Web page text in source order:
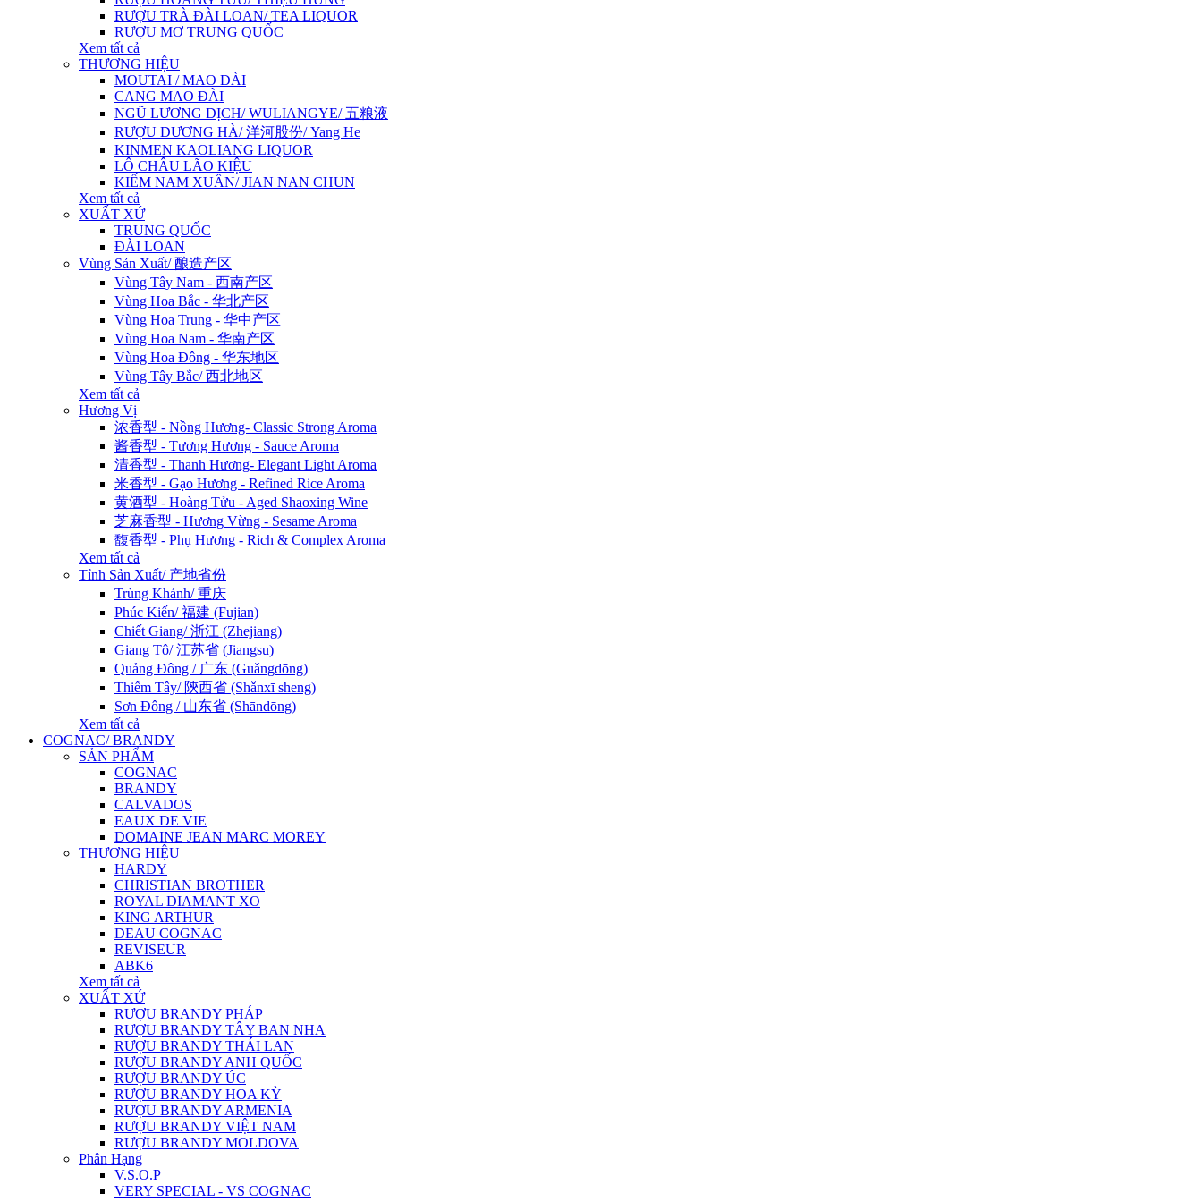
RƯỢU TRÀ ĐÀI LOAN/ TEA LIQUOR
RƯỢU MƠ TRUNG QUỐC
Xem tất cả
THƯƠNG HIỆU
MOUTAI / MAO ĐÀI
CANG MAO ĐÀI
NGŨ LƯƠNG DỊCH/ WULIANGYE/ 五粮液
RƯỢU DƯƠNG HÀ/ 洋河股份/ Yang He
KINMEN KAOLIANG LIQUOR
LÔ CHÂU LÃO KIỆU
KIẾM NAM XUÂN/ JIAN NAN CHUN
Xem tất cả
XUẤT XỨ
TRUNG QUỐC
ĐÀI LOAN
Vùng Sản Xuất/ 酿造产区
Vùng Tây Nam - 西南产区
Vùng Hoa Bắc - 华北产区
Vùng Hoa Trung - 华中产区
Vùng Hoa Nam - 华南产区
Vùng Hoa Đông - 华东地区
Vùng Tây Bắc/ 西北地区
Xem tất cả
Hương Vị
浓香型 - Nồng Hương- Classic Strong Aroma
酱香型 - Tương Hương - Sauce Aroma
清香型 - Thanh Hương- Elegant Light Aroma
米香型 - Gạo Hương - Refined Rice Aroma
黄酒型 - Hoàng Tửu - Aged Shaoxing Wine
芝麻香型 - Hương Vừng - Sesame Aroma
馥香型 - Phụ Hương - Rich & Complex Aroma
Xem tất cả
Tỉnh Sản Xuất/ 产地省份
Trùng Khánh/ 重庆
Phúc Kiến/ 福建 (Fujian)
Chiết Giang/ 浙江 (Zhejiang)
Giang Tô/ 江苏省 (Jiangsu)
Quảng Đông / 广东 (Guǎngdōng)
Thiểm Tây/ 陝西省 (Shǎnxī sheng)
Sơn Đông / 山东省 (Shāndōng)
Xem tất cả
COGNAC/ BRANDY
SẢN PHẨM
COGNAC
BRANDY
CALVADOS
EAUX DE VIE
DOMAINE JEAN MARC MOREY
THƯƠNG HIỆU
HARDY
CHRISTIAN BROTHER
ROYAL DIAMANT XO
KING ARTHUR
DEAU COGNAC
REVISEUR
ABK6
Xem tất cả
XUẤT XỨ
RƯỢU BRANDY PHÁP
RƯỢU BRANDY TÂY BAN NHA
RƯỢU BRANDY THÁI LAN
RƯỢU BRANDY ANH QUỐC
RƯỢU BRANDY ÚC
RƯỢU BRANDY HOA KỲ
RƯỢU BRANDY ARMENIA
RƯỢU BRANDY VIỆT NAM
RƯỢU BRANDY MOLDOVA
Phân Hạng
V.S.O.P
VERY SPECIAL - VS COGNAC